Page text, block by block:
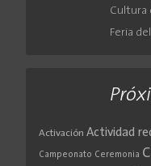
Cultura
Feria
Activación Actividad
Campeonato Ceremonia